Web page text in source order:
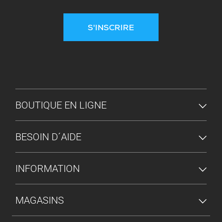
S'INSCRIRE
MENU DU PIED DE PAGE
BOUTIQUE EN LIGNE
BESOIN D´AIDE
INFORMATION
MAGASINS